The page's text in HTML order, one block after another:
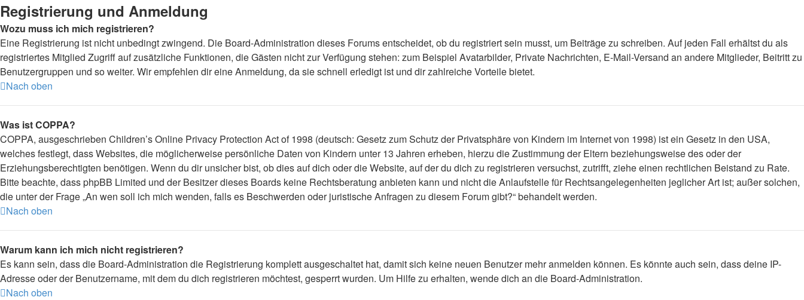
Registrierung und Anmeldung
Wozu muss ich mich registrieren?
Eine Registrierung ist nicht unbedingt zwingend. Die Board-Administration dieses Forums entscheidet, ob du registriert sein musst, um Beiträge zu schreiben. Auf jeden Fall erhältst du als
registriertes Mitglied Zugriff auf zusätzliche Funktionen, die Gästen nicht zur Verfügung stehen: zum Beispiel Avatarbilder, Private Nachrichten, E-Mail-Versand an andere Mitglieder, Beitritt zu
Benutzergruppen und so weiter. Wir empfehlen dir eine Anmeldung, da sie schnell erledigt ist und dir zahlreiche Vorteile bietet.
Nach oben
Was ist COPPA?
COPPA, ausgeschrieben Children’s Online Privacy Protection Act of 1998 (deutsch: Gesetz zum Schutz der Privatsphäre von Kindern im Internet von 1998) ist ein Gesetz in den USA,
welches festlegt, dass Websites, die möglicherweise persönliche Daten von Kindern unter 13 Jahren erheben, hierzu die Zustimmung der Eltern beziehungsweise des oder der
Erziehungsberechtigten benötigen. Wenn du dir unsicher bist, ob dies auf dich oder die Website, auf der du dich zu registrieren versuchst, zutrifft, ziehe einen rechtlichen Beistand zu Rate.
Bitte beachte, dass phpBB Limited und der Besitzer dieses Boards keine Rechtsberatung anbieten kann und nicht die Anlaufstelle für Rechtsangelegenheiten jeglicher Art ist; außer solchen,
die unter der Frage „An wen soll ich mich wenden, falls es Beschwerden oder juristische Anfragen zu diesem Forum gibt?“ behandelt werden.
Nach oben
Warum kann ich mich nicht registrieren?
Es kann sein, dass die Board-Administration die Registrierung komplett ausgeschaltet hat, damit sich keine neuen Benutzer mehr anmelden können. Es könnte auch sein, dass deine IP-
Adresse oder der Benutzername, mit dem du dich registrieren möchtest, gesperrt wurden. Um Hilfe zu erhalten, wende dich an die Board-Administration.
Nach oben